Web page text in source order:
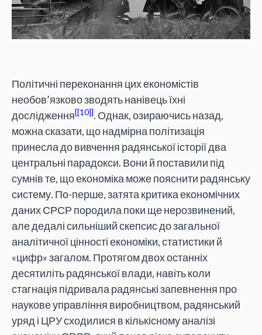
Політичні переконання цих економістів
необов’язково зводять нанівець їхні
дослідження [10] . Однак, озираючись назад,
можна сказати, що надмірна політизація
принесла до вивчення радянської історії два
центральні парадокси. Вони й поставили під
сумнів те, що економіка може пояснити радянську
систему. По-перше, затята критика економічних
даних СРСР породила поки ще нерозвинений,
але дедалі сильніший скепсис до загальної
аналітичної цінності економіки, статистики й
«цифр» загалом. Протягом двох останніх
десятиліть радянської влади, навіть коли
стагнація підривала радянські запевнення про
наукове управління виробництвом, радянський
уряд і ЦРУ сходилися в кількісному аналізі